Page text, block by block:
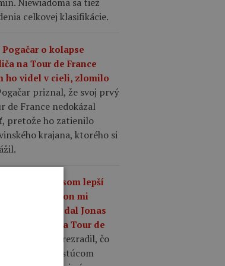
celkovej klasifikácie.
o kolapse
na Tour de France
ho videl v cieli, zlomilo
priznal, že svoj prvý
de France nedokázal
pretože ho zatienilo
krajana, ktorého si
robiť, keď som lepší
predtým, a on mi
povedal Jonas
Pogačarovi na Tour de
Skjelmose prezradil, čo
o rastúcom